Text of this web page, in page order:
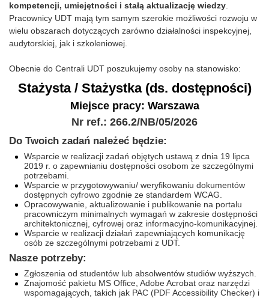
kompetencji, umiejętności i stałą aktualizację wiedzy
Pracownicy UDT mają tym samym szerokie możliwości rozwoju w
wielu obszarach dotyczących zarówno działalności inspekcyjnej,
audytorskiej, jak i szkoleniowej.
Obecnie do Centrali UDT poszukujemy osoby na stanowisko:
Stażysta / Stażystka (ds. dostępności)
Miejsce pracy: Warszawa
Nr ref.: 266.2/NB/05/2026
Do Twoich zadań należeć będzie:
Wsparcie w realizacji zadań objętych ustawą z dnia 19 lipca
2019 r. o zapewnianiu dostępności osobom ze szczególnymi
potrzebami.
Wsparcie w przygotowywaniu/ weryfikowaniu dokumentów
dostępnych cyfrowo zgodnie ze standardem WCAG.
Opracowywanie, aktualizowanie i publikowanie na portalu
pracowniczym minimalnych wymagań w zakresie dostępności
architektonicznej, cyfrowej oraz informacyjno-komunikacyjnej.
Wsparcie w realizacji działań zapewniających komunikację
osób ze szczególnymi potrzebami z UDT.
Nasze potrzeby:
Zgłoszenia od studentów lub absolwentów studiów wyższych.
Znajomość pakietu MS Office, Adobe Acrobat oraz narzędzi
wspomagających, takich jak PAC (PDF Accessibility Checker) i